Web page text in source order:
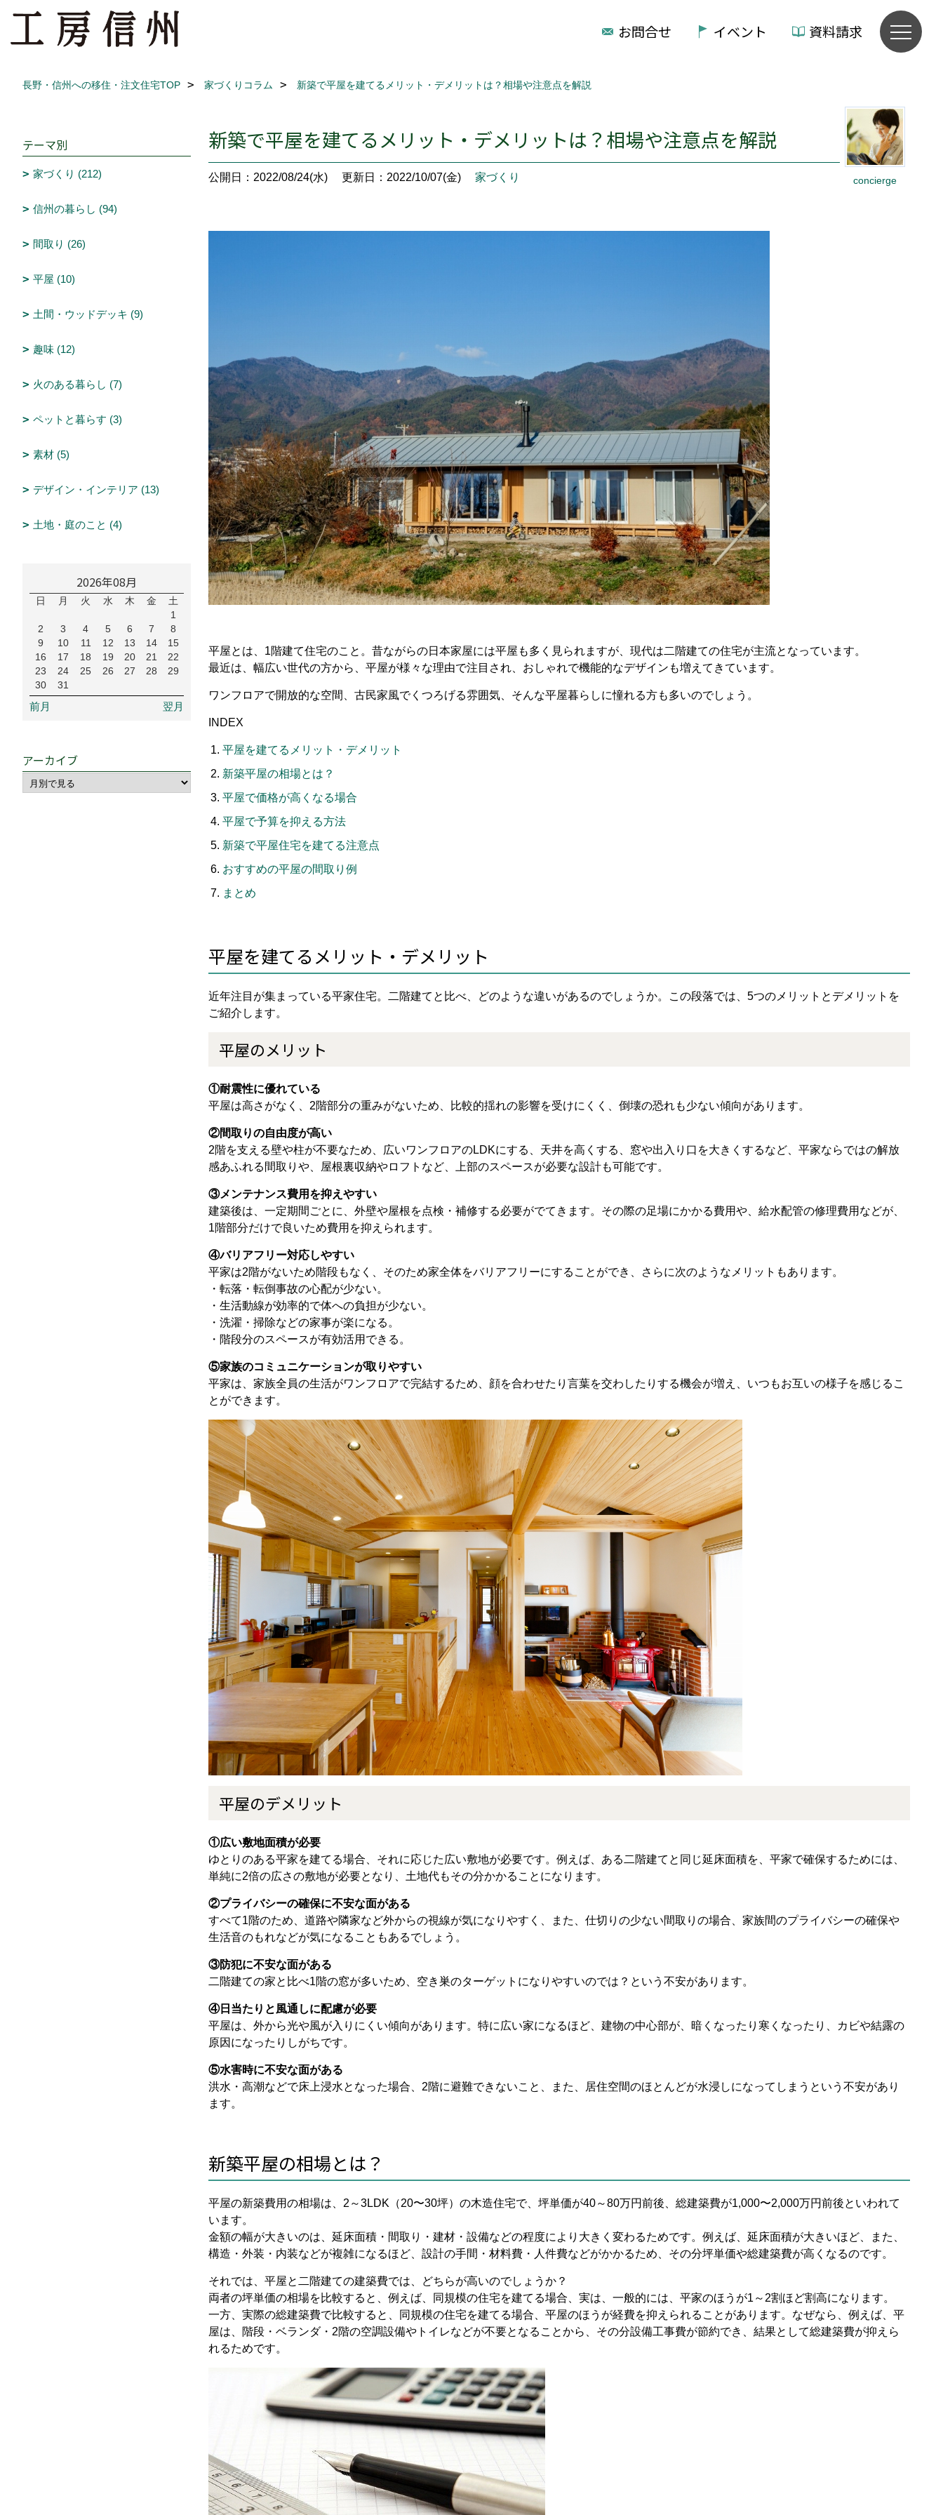
お問合せ イベント 資料請求
長野・信州への移住・注文住宅TOP 家づくりコラム 新築で平屋を建てるメリット・デメリットは？相場や注意点を解説
concierge
新築で平屋を建てるメリット・デメリットは？相場や注意点を解説
公開日：2022/08/24(水) 更新日：2022/10/07(金) 家づくり
平屋とは、1階建て住宅のこと。昔ながらの日本家屋には平屋も多く見られますが、現代は二階建ての住宅が主流となっています。
最近は、幅広い世代の方から、平屋が様々な理由で注目され、おしゃれで機能的なデザインも増えてきています。
ワンフロアで開放的な空間、古民家風でくつろげる雰囲気、そんな平屋暮らしに憧れる方も多いのでしょう。
INDEX
平屋を建てるメリット・デメリット
新築平屋の相場とは？
平屋で価格が高くなる場合
平屋で予算を抑える方法
新築で平屋住宅を建てる注意点
おすすめの平屋の間取り例
まとめ
平屋を建てるメリット・デメリット
近年注目が集まっている平家住宅。二階建てと比べ、どのような違いがあるのでしょうか。この段落では、5つのメリットとデメリットを
ご紹介します。
平屋のメリット
①耐震性に優れている
平屋は高さがなく、2階部分の重みがないため、比較的揺れの影響を受けにくく、倒壊の恐れも少ない傾向があります。
②間取りの自由度が高い
2階を支える壁や柱が不要なため、広いワンフロアのLDKにする、天井を高くする、窓や出入り口を大きくするなど、平家ならではの解放
感あふれる間取りや、屋根裏収納やロフトなど、上部のスペースが必要な設計も可能です。
③メンテナンス費用を抑えやすい
建築後は、一定期間ごとに、外壁や屋根を点検・補修する必要がでてきます。その際の足場にかかる費用や、給水配管の修理費用などが、
1階部分だけで良いため費用を抑えられます。
④バリアフリー対応しやすい
平家は2階がないため階段もなく、そのため家全体をバリアフリーにすることができ、さらに次のようなメリットもあります。
・転落・転倒事故の心配が少ない。
・生活動線が効率的で体への負担が少ない。
・洗濯・掃除などの家事が楽になる。
・階段分のスペースが有効活用できる。
⑤家族のコミュニケーションが取りやすい
平家は、家族全員の生活がワンフロアで完結するため、顔を合わせたり言葉を交わしたりする機会が増え、いつもお互いの様子を感じるこ
とができます。
平屋のデメリット
①広い敷地面積が必要
ゆとりのある平家を建てる場合、それに応じた広い敷地が必要です。例えば、ある二階建てと同じ延床面積を、平家で確保するためには、
単純に2倍の広さの敷地が必要となり、土地代もその分かかることになります。
②プライバシーの確保に不安な面がある
すべて1階のため、道路や隣家など外からの視線が気になりやすく、また、仕切りの少ない間取りの場合、家族間のプライバシーの確保や
生活音のもれなどが気になることもあるでしょう。
③防犯に不安な面がある
二階建ての家と比べ1階の窓が多いため、空き巣のターゲットになりやすいのでは？という不安があります。
④日当たりと風通しに配慮が必要
平屋は、外から光や風が入りにくい傾向があります。特に広い家になるほど、建物の中心部が、暗くなったり寒くなったり、カビや結露の
原因になったりしがちです。
⑤水害時に不安な面がある
洪水・高潮などで床上浸水となった場合、2階に避難できないこと、また、居住空間のほとんどが水浸しになってしまうという不安があり
ます。
新築平屋の相場とは？
平屋の新築費用の相場は、2～3LDK（20〜30坪）の木造住宅で、坪単価が40～80万円前後、総建築費が1,000〜2,000万円前後といわれて
います。
金額の幅が大きいのは、延床面積・間取り・建材・設備などの程度により大きく変わるためです。例えば、延床面積が大きいほど、また、
構造・外装・内装などが複雑になるほど、設計の手間・材料費・人件費などがかかるため、その分坪単価や総建築費が高くなるのです。
それでは、平屋と二階建ての建築費では、どちらが高いのでしょうか？
両者の坪単価の相場を比較すると、例えば、同規模の住宅を建てる場合、実は、一般的には、平家のほうが1～2割ほど割高になります。
一方、実際の総建築費で比較すると、同規模の住宅を建てる場合、平屋のほうが経費を抑えられることがあります。なぜなら、例えば、平
屋は、階段・ベランダ・2階の空調設備やトイレなどが不要となることから、その分設備工事費が節約でき、結果として総建築費が抑えら
れるためです。
テーマ別
家づくり (212)
信州の暮らし (94)
間取り (26)
平屋 (10)
土間・ウッドデッキ (9)
趣味 (12)
火のある暮らし (7)
ペットと暮らす (3)
素材 (5)
デザイン・インテリア (13)
土地・庭のこと (4)
2026年08月
日 月 火 水 木 金
土
1
2
3 4 5 6 7
8
9
10 11 12 13 14
15
16
17 18 19 20 21
22
23
24 25 26 27 28
29
30
31
前月 翌月
アーカイブ